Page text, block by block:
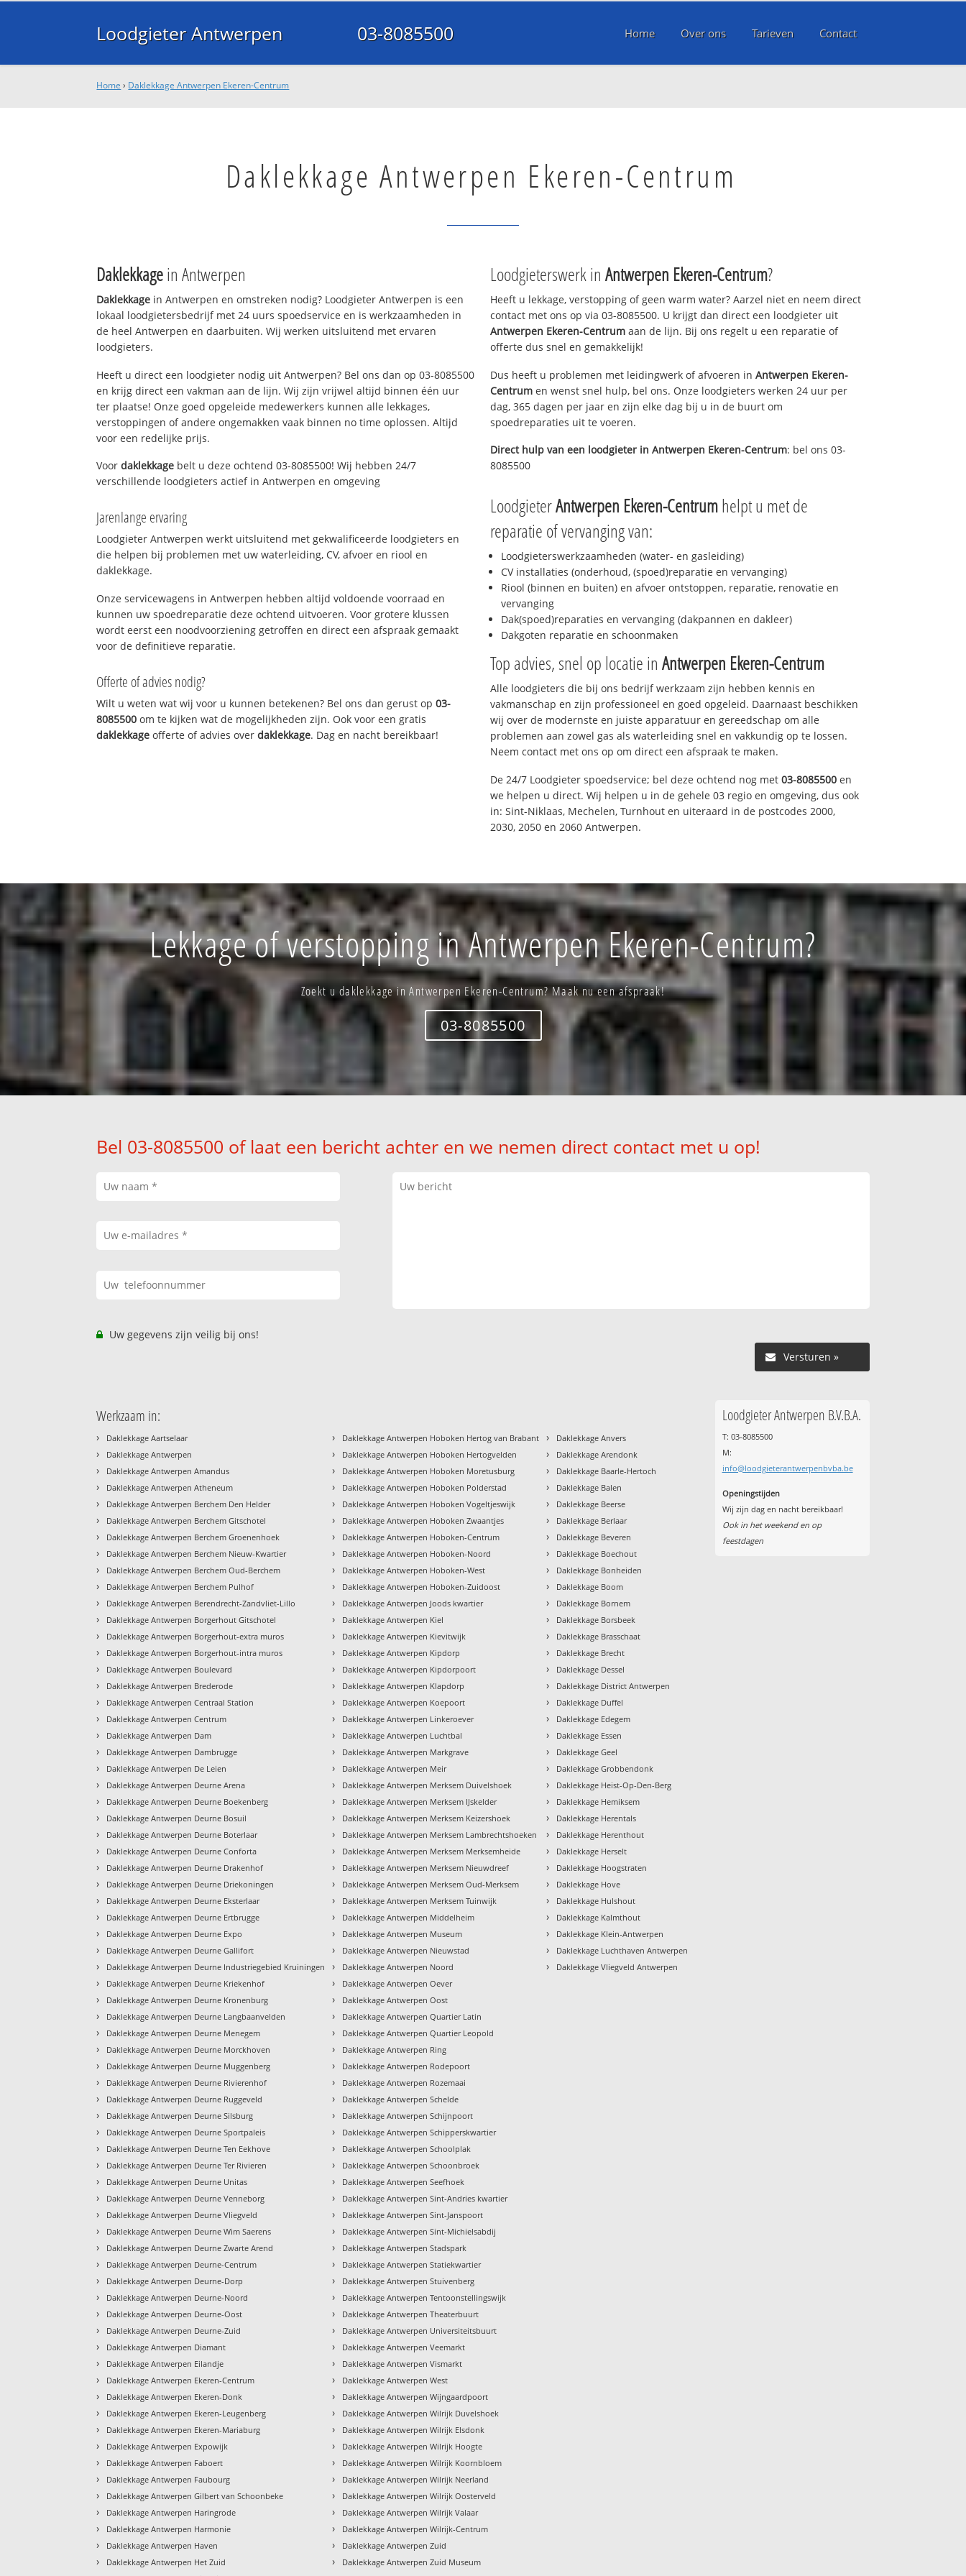
Loodgieter Antwerpen 03-8085500 Home Over ons Tarieven Contact
Home › Daklekkage Antwerpen Ekeren-Centrum
Daklekkage Antwerpen Ekeren-Centrum
Daklekkagein Antwerpen
Daklekkage in Antwerpen en omstreken nodig? Loodgieter Antwerpen is een
lokaal loodgietersbedrijf met 24 uurs spoedservice en is werkzaamheden in
de heel Antwerpen en daarbuiten. Wij werken uitsluitend met ervaren
loodgieters.
Heeft u direct een loodgieter nodig uit Antwerpen? Bel ons dan op 03-8085500
en krijg direct een vakman aan de lijn. Wij zijn vrijwel altijd binnen één uur
ter plaatse! Onze goed opgeleide medewerkers kunnen alle lekkages,
verstoppingen of andere ongemakken vaak binnen no time oplossen. Altijd
voor een redelijke prijs.
Voordaklekkage belt u deze ochtend 03-8085500! Wij hebben 24/7
verschillende loodgieters actief in Antwerpen en omgeving
Jarenlange ervaring
Loodgieter Antwerpen werkt uitsluitend met gekwalificeerde loodgieters en
die helpen bij problemen met uw waterleiding, CV, afvoer en riool en
daklekkage.
Onze servicewagens in Antwerpen hebben altijd voldoende voorraad en
kunnen uw spoedreparatie deze ochtend uitvoeren. Voor grotere klussen
wordt eerst een noodvoorziening getroffen en direct een afspraak gemaakt
voor de definitieve reparatie.
Offerte of advies nodig?
Wilt u weten wat wij voor u kunnen betekenen? Bel ons dan gerust op03-
8085500 om te kijken wat de mogelijkheden zijn. Ook voor een gratis
daklekkage offerte of advies overdaklekkage. Dag en nacht bereikbaar!
Loodgieterswerk in Antwerpen Ekeren-Centrum?
Heeft u lekkage, verstopping of geen warm water? Aarzel niet en neem direct
contact met ons op via 03-8085500. U krijgt dan direct een loodgieter uit
Antwerpen Ekeren-Centrum aan de lijn. Bij ons regelt u een reparatie of
offerte dus snel en gemakkelijk!
Dus heeft u problemen met leidingwerk of afvoeren in Antwerpen Ekeren-
Centrum en wenst snel hulp, bel ons. Onze loodgieters werken 24 uur per
dag, 365 dagen per jaar en zijn elke dag bij u in de buurt om
spoedreparaties uit te voeren.
Direct hulp van een loodgieter in Antwerpen Ekeren-Centrum: bel ons 03-
8085500
LoodgieterAntwerpen Ekeren-Centrumhelpt u met de
reparatie of vervanging van:
Loodgieterswerkzaamheden (water- en gasleiding)
CV installaties (onderhoud, (spoed)reparatie en vervanging)
Riool (binnen en buiten) en afvoer ontstoppen, reparatie, renovatie en
vervanging
Dak(spoed)reparaties en vervanging (dakpannen en dakleer)
Dakgoten reparatie en schoonmaken
Top advies, snel op locatie in Antwerpen Ekeren-Centrum
Alle loodgieters die bij ons bedrijf werkzaam zijn hebben kennis en
vakmanschap en zijn professioneel en goed opgeleid. Daarnaast beschikken
wij over de modernste en juiste apparatuur en gereedschap om alle
problemen aan zowel gas als waterleiding snel en vakkundig op te lossen.
Neem contact met ons op om direct een afspraak te maken.
De 24/7 Loodgieter spoedservice; bel deze ochtend nog met 03-8085500 en
we helpen u direct. Wij helpen u in de gehele 03 regio en omgeving, dus ook
in: Sint-Niklaas, Mechelen, Turnhout en uiteraard in de postcodes 2000,
2030, 2050 en 2060 Antwerpen.
Lekkage of verstopping in Antwerpen Ekeren-Centrum?
Zoekt u daklekkage in Antwerpen Ekeren-Centrum? Maak nu een afspraak!
03-8085500
Bel 03-8085500 of laat een bericht achter en we nemen direct contact met u op!
Uw gegevens zijn veilig bij ons!
Versturen »
Werkzaam in:
› Daklekkage Aartselaar
› Daklekkage Antwerpen
› Daklekkage Antwerpen Amandus
› Daklekkage Antwerpen Atheneum
› Daklekkage Antwerpen Berchem Den Helder
› Daklekkage Antwerpen Berchem Gitschotel
› Daklekkage Antwerpen Berchem Groenenhoek
› Daklekkage Antwerpen Berchem Nieuw-Kwartier
› Daklekkage Antwerpen Berchem Oud-Berchem
› Daklekkage Antwerpen Berchem Pulhof
› Daklekkage Antwerpen Berendrecht-Zandvliet-Lillo
› Daklekkage Antwerpen Borgerhout Gitschotel
› Daklekkage Antwerpen Borgerhout-extra muros
› Daklekkage Antwerpen Borgerhout-intra muros
› Daklekkage Antwerpen Boulevard
› Daklekkage Antwerpen Brederode
› Daklekkage Antwerpen Centraal Station
› Daklekkage Antwerpen Centrum
› Daklekkage Antwerpen Dam
› Daklekkage Antwerpen Dambrugge
› Daklekkage Antwerpen De Leien
› Daklekkage Antwerpen Deurne Arena
› Daklekkage Antwerpen Deurne Boekenberg
› Daklekkage Antwerpen Deurne Bosuil
› Daklekkage Antwerpen Deurne Boterlaar
› Daklekkage Antwerpen Deurne Conforta
› Daklekkage Antwerpen Deurne Drakenhof
› Daklekkage Antwerpen Deurne Driekoningen
› Daklekkage Antwerpen Deurne Eksterlaar
› Daklekkage Antwerpen Deurne Ertbrugge
› Daklekkage Antwerpen Deurne Expo
› Daklekkage Antwerpen Deurne Gallifort
› Daklekkage Antwerpen Deurne Industriegebied Kruiningen
› Daklekkage Antwerpen Deurne Kriekenhof
› Daklekkage Antwerpen Deurne Kronenburg
› Daklekkage Antwerpen Deurne Langbaanvelden
› Daklekkage Antwerpen Deurne Menegem
› Daklekkage Antwerpen Deurne Morckhoven
› Daklekkage Antwerpen Deurne Muggenberg
› Daklekkage Antwerpen Deurne Rivierenhof
› Daklekkage Antwerpen Deurne Ruggeveld
› Daklekkage Antwerpen Deurne Silsburg
› Daklekkage Antwerpen Deurne Sportpaleis
› Daklekkage Antwerpen Deurne Ten Eekhove
› Daklekkage Antwerpen Deurne Ter Rivieren
› Daklekkage Antwerpen Deurne Unitas
› Daklekkage Antwerpen Deurne Venneborg
› Daklekkage Antwerpen Deurne Vliegveld
› Daklekkage Antwerpen Deurne Wim Saerens
› Daklekkage Antwerpen Deurne Zwarte Arend
› Daklekkage Antwerpen Deurne-Centrum
› Daklekkage Antwerpen Deurne-Dorp
› Daklekkage Antwerpen Deurne-Noord
› Daklekkage Antwerpen Deurne-Oost
› Daklekkage Antwerpen Deurne-Zuid
› Daklekkage Antwerpen Diamant
› Daklekkage Antwerpen Eilandje
› Daklekkage Antwerpen Ekeren-Centrum
› Daklekkage Antwerpen Ekeren-Donk
› Daklekkage Antwerpen Ekeren-Leugenberg
› Daklekkage Antwerpen Ekeren-Mariaburg
› Daklekkage Antwerpen Expowijk
› Daklekkage Antwerpen Faboert
› Daklekkage Antwerpen Faubourg
› Daklekkage Antwerpen Gilbert van Schoonbeke
› Daklekkage Antwerpen Haringrode
› Daklekkage Antwerpen Harmonie
› Daklekkage Antwerpen Haven
› Daklekkage Antwerpen Het Zuid
› Daklekkage Antwerpen Hoboken Hertog van Brabant
› Daklekkage Antwerpen Hoboken Hertogvelden
› Daklekkage Antwerpen Hoboken Moretusburg
› Daklekkage Antwerpen Hoboken Polderstad
› Daklekkage Antwerpen Hoboken Vogeltjeswijk
› Daklekkage Antwerpen Hoboken Zwaantjes
› Daklekkage Antwerpen Hoboken-Centrum
› Daklekkage Antwerpen Hoboken-Noord
› Daklekkage Antwerpen Hoboken-West
› Daklekkage Antwerpen Hoboken-Zuidoost
› Daklekkage Antwerpen Joods kwartier
› Daklekkage Antwerpen Kiel
› Daklekkage Antwerpen Kievitwijk
› Daklekkage Antwerpen Kipdorp
› Daklekkage Antwerpen Kipdorpoort
› Daklekkage Antwerpen Klapdorp
› Daklekkage Antwerpen Koepoort
› Daklekkage Antwerpen Linkeroever
› Daklekkage Antwerpen Luchtbal
› Daklekkage Antwerpen Markgrave
› Daklekkage Antwerpen Meir
› Daklekkage Antwerpen Merksem Duivelshoek
› Daklekkage Antwerpen Merksem IJskelder
› Daklekkage Antwerpen Merksem Keizershoek
› Daklekkage Antwerpen Merksem Lambrechtshoeken
› Daklekkage Antwerpen Merksem Merksemheide
› Daklekkage Antwerpen Merksem Nieuwdreef
› Daklekkage Antwerpen Merksem Oud-Merksem
› Daklekkage Antwerpen Merksem Tuinwijk
› Daklekkage Antwerpen Middelheim
› Daklekkage Antwerpen Museum
› Daklekkage Antwerpen Nieuwstad
› Daklekkage Antwerpen Noord
› Daklekkage Antwerpen Oever
› Daklekkage Antwerpen Oost
› Daklekkage Antwerpen Quartier Latin
› Daklekkage Antwerpen Quartier Leopold
› Daklekkage Antwerpen Ring
› Daklekkage Antwerpen Rodepoort
› Daklekkage Antwerpen Rozemaai
› Daklekkage Antwerpen Schelde
› Daklekkage Antwerpen Schijnpoort
› Daklekkage Antwerpen Schipperskwartier
› Daklekkage Antwerpen Schoolplak
› Daklekkage Antwerpen Schoonbroek
› Daklekkage Antwerpen Seefhoek
› Daklekkage Antwerpen Sint-Andries kwartier
› Daklekkage Antwerpen Sint-Janspoort
› Daklekkage Antwerpen Sint-Michielsabdij
› Daklekkage Antwerpen Stadspark
› Daklekkage Antwerpen Statiekwartier
› Daklekkage Antwerpen Stuivenberg
› Daklekkage Antwerpen Tentoonstellingswijk
› Daklekkage Antwerpen Theaterbuurt
› Daklekkage Antwerpen Universiteitsbuurt
› Daklekkage Antwerpen Veemarkt
› Daklekkage Antwerpen Vismarkt
› Daklekkage Antwerpen West
› Daklekkage Antwerpen Wijngaardpoort
› Daklekkage Antwerpen Wilrijk Duvelshoek
› Daklekkage Antwerpen Wilrijk Elsdonk
› Daklekkage Antwerpen Wilrijk Hoogte
› Daklekkage Antwerpen Wilrijk Koornbloem
› Daklekkage Antwerpen Wilrijk Neerland
› Daklekkage Antwerpen Wilrijk Oosterveld
› Daklekkage Antwerpen Wilrijk Valaar
› Daklekkage Antwerpen Wilrijk-Centrum
› Daklekkage Antwerpen Zuid
› Daklekkage Antwerpen Zuid Museum
› Daklekkage Anvers
› Daklekkage Arendonk
› Daklekkage Baarle-Hertoch
› Daklekkage Balen
› Daklekkage Beerse
› Daklekkage Berlaar
› Daklekkage Beveren
› Daklekkage Boechout
› Daklekkage Bonheiden
› Daklekkage Boom
› Daklekkage Bornem
› Daklekkage Borsbeek
› Daklekkage Brasschaat
› Daklekkage Brecht
› Daklekkage Dessel
› Daklekkage District Antwerpen
› Daklekkage Duffel
› Daklekkage Edegem
› Daklekkage Essen
› Daklekkage Geel
› Daklekkage Grobbendonk
› Daklekkage Heist-Op-Den-Berg
› Daklekkage Hemiksem
› Daklekkage Herentals
› Daklekkage Herenthout
› Daklekkage Herselt
› Daklekkage Hoogstraten
› Daklekkage Hove
› Daklekkage Hulshout
› Daklekkage Kalmthout
› Daklekkage Klein-Antwerpen
› Daklekkage Luchthaven Antwerpen
› Daklekkage Vliegveld Antwerpen
Loodgieter Antwerpen B.V.B.A.
T: 03-8085500
M:
info@loodgieterantwerpenbvba.be
Openingstijden
Wij zijn dag en nacht bereikbaar!
Ook in het weekend en op
feestdagen